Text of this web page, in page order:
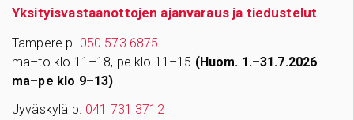
Yksityisvastaanottojen ajanvaraus ja tiedustelut
Tampere p. 050 573 6875
ma–to klo 11–18, pe klo 11–15 (Huom. 1.–31.7.2026
ma–pe klo 9–13)
Jyväskylä p. 041 731 3712